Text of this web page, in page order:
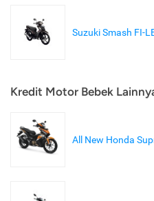
Suzuki Smash FI-
Kredit Motor Bebek
All New Honda